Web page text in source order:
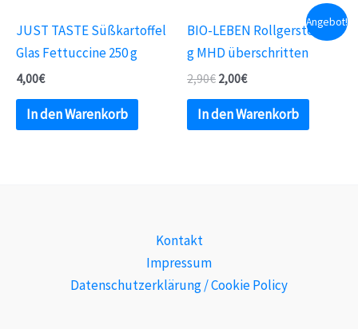
JUST TASTE Süßkartoffel
Glas Fettuccine 250 g
4,00€
In den Warenkorb
Angebot!
BIO-LEBEN Rollgerste 400
g MHD überschritten
2,90€ 2,00€
In den Warenkorb
Kontakt
Impressum
Datenschutzerklärung / Cookie Policy